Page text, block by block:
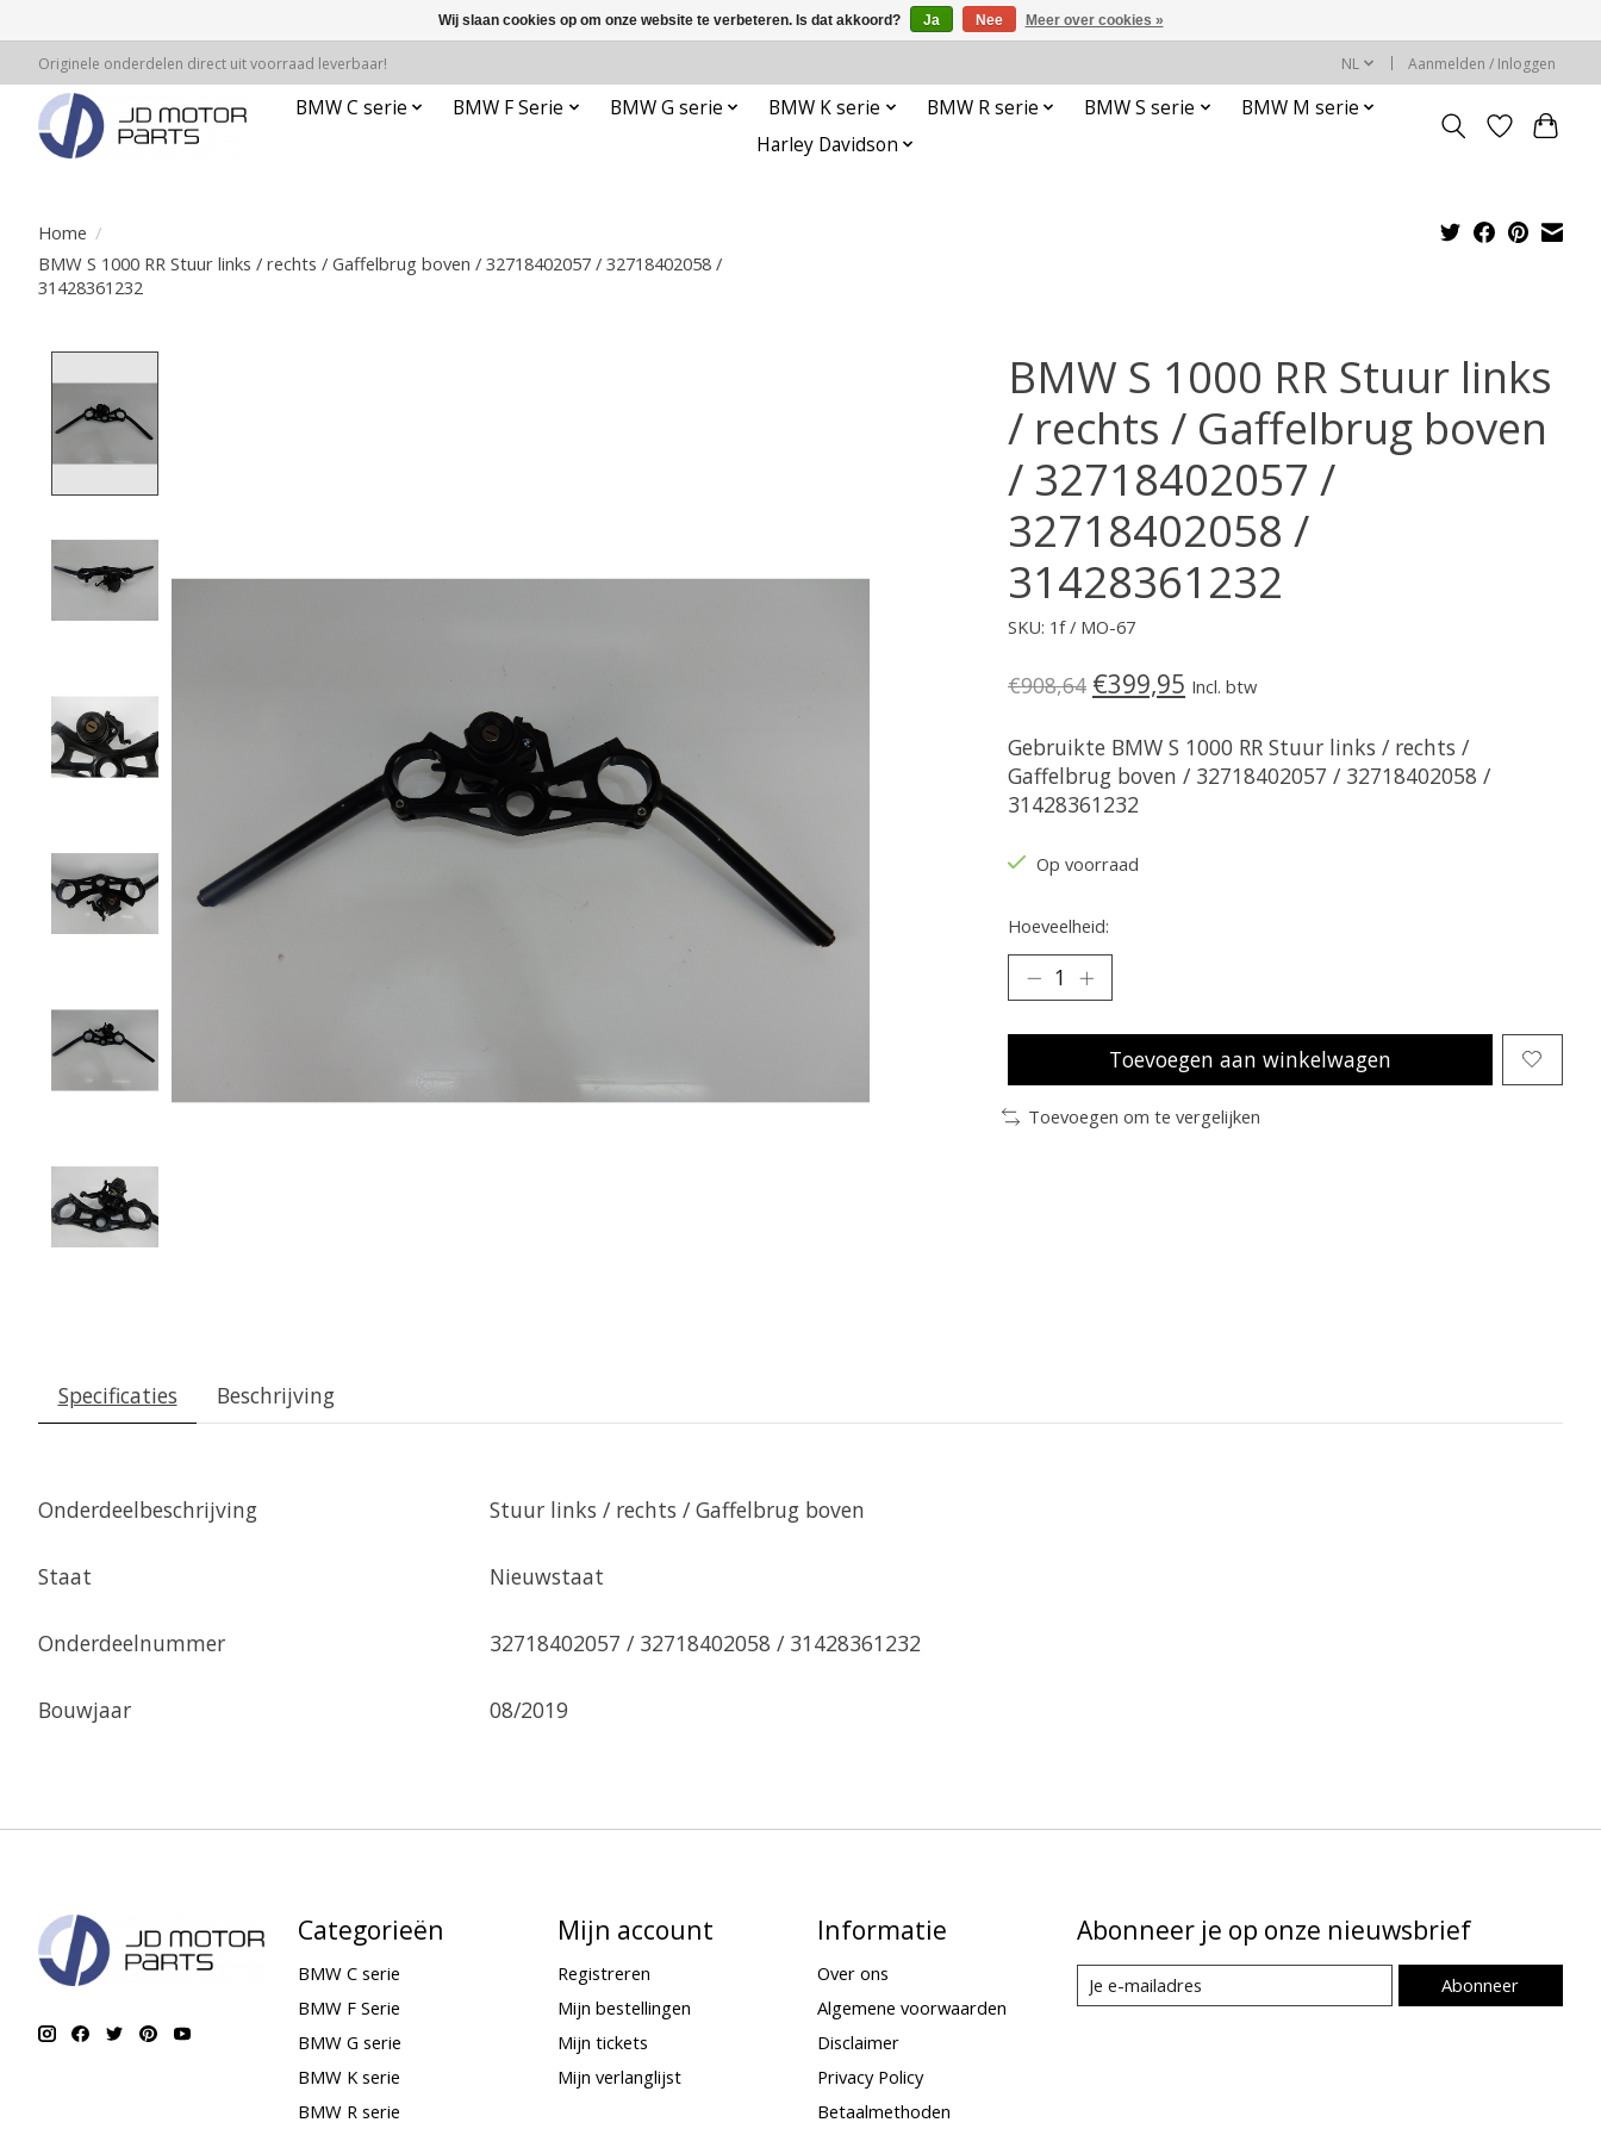
Originele onderdelen direct uit voorraad leverbaar! NL Aanmelden / Inloggen
BMW C serie BMW F Serie BMW G serie BMW K serie BMW R serie BMW S serie
BMW M serie
Harley Davidson
Home /
BMW S 1000 RR Stuur links / rechts / Gaffelbrug boven / 32718402057 / 32718402058 /
31428361232
BMW S 1000 RR Stuur links
/ rechts / Gaffelbrug boven
/ 32718402057 /
32718402058 /
31428361232
SKU: 1f / MO-67
€908,64 €399,95 Incl. btw
Gebruikte BMW S 1000 RR Stuur links / rechts /
Gaffelbrug boven / 32718402057 / 32718402058 /
31428361232
Op voorraad
Hoeveelheid:
Toevoegen aan winkelwagen
Toevoegen om te vergelijken
Specificaties Beschrijving
Onderdeelbeschrijving Stuur links / rechts / Gaffelbrug boven
Staat Nieuwstaat
Onderdeelnummer 32718402057 / 32718402058 / 31428361232
Bouwjaar 08/2019
Categorieën
BMW C serie
BMW F Serie
BMW G serie
BMW K serie
BMW R serie
Mijn account
Registreren
Mijn bestellingen
Mijn tickets
Mijn verlanglijst
Informatie
Over ons
Algemene voorwaarden
Disclaimer
Privacy Policy
Betaalmethoden
Abonneer je op onze nieuwsbrief
Abonneer
Wij slaan cookies op om onze website te verbeteren. Is dat akkoord? Ja Nee Meer over cookies »